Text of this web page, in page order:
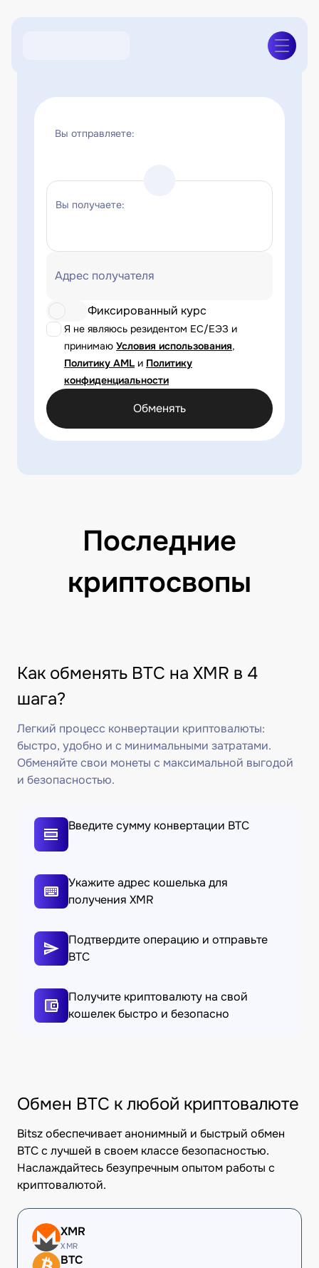
Вы отправляете:
Вы получаете:
Адрес получателя
Я не являюсь резидентом ЕС/ЕЭЗ и
принимаю Условия использования,
Политику AML и Политику
конфиденциальности
Фиксированный курс
Обменять
Последние
криптосвопы
Как обменять BTC на XMR в 4
шага?
Легкий процесс конвертации криптовалюты:
быстро, удобно и с минимальными затратами.
Обменяйте свои монеты с максимальной выгодой
и безопасностью.
Введите сумму конвертации BTC
Укажите адрес кошелька для
получения XMR
Подтвердите операцию и отправьте
BTC
Получите криптовалюту на свой
кошелек быстро и безопасно
Обмен BTC к любой криптовалюте
Bitsz обеспечивает анонимный и быстрый обмен
BTC с лучшей в своем классе безопасностью.
Наслаждайтесь безупречным опытом работы с
криптовалютой.
XMR
XMR
BTC